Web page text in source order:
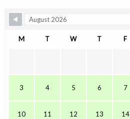
M T W T F
3 4 5 6 7
10 11 12 13 14